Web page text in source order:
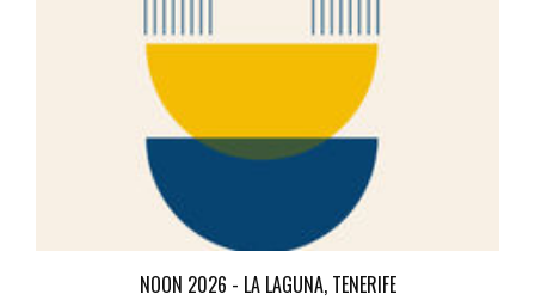
NOON 2026 - LA LAGUNA, TENERIFE